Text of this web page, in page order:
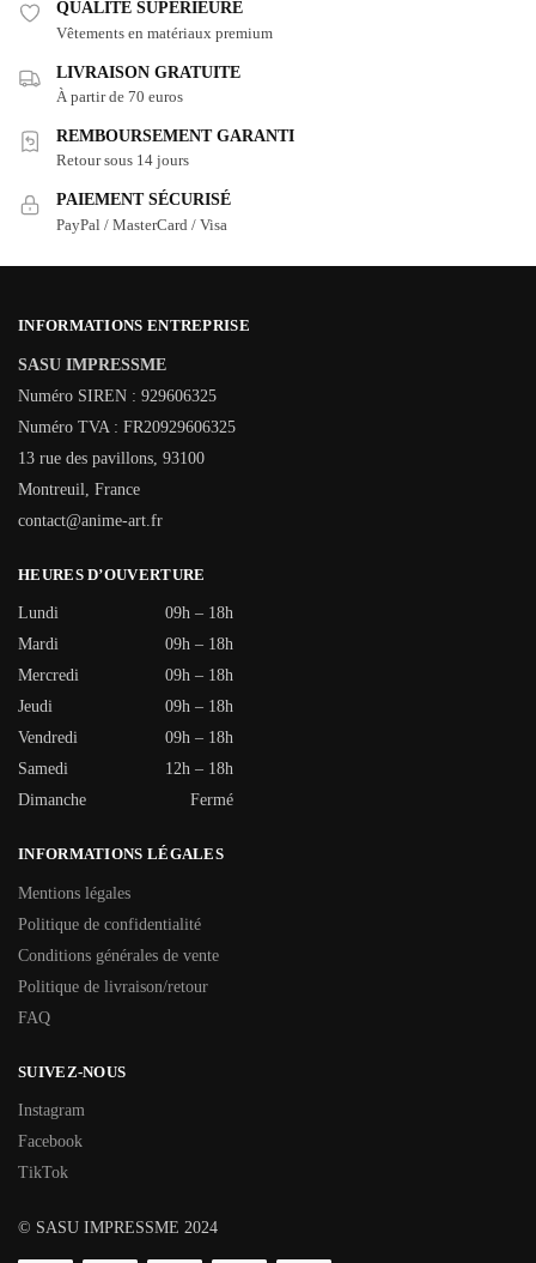
QUALITÉ SUPÉRIEURE
Vêtements en matériaux premium
LIVRAISON GRATUITE
À partir de 70 euros
REMBOURSEMENT GARANTI
Retour sous 14 jours
PAIEMENT SÉCURISÉ
PayPal / MasterCard / Visa
INFORMATIONS ENTREPRISE
SASU IMPRESSME
Numéro SIREN : 929606325
Numéro TVA : FR20929606325
13 rue des pavillons, 93100
Montreuil, France
contact@anime-art.fr
HEURES D’OUVERTURE
Lundi
09h – 18h
Mardi
09h – 18h
Mercredi
09h – 18h
Jeudi
09h – 18h
Vendredi
09h – 18h
Samedi
12h – 18h
Dimanche
Fermé
INFORMATIONS LÉGALES
Mentions légales
Politique de confidentialité
Conditions générales de vente
Politique de livraison/retour
FAQ
SUIVEZ-NOUS
Instagram
Facebook
TikTok
© SASU IMPRESSME 2024